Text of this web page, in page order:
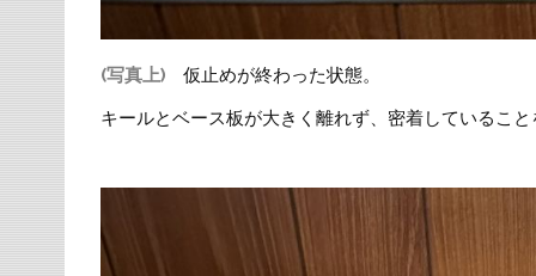
(写真上)
仮止めが終わった状態。
キールとベース板が大きく離れず、密着しているこ